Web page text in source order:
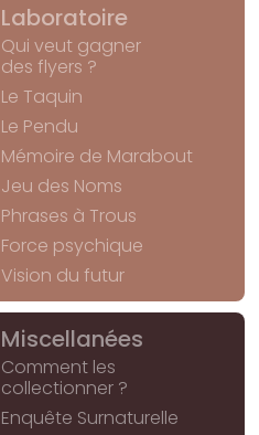
Laboratoire
Qui veut gagner
des flyers ?
Le Taquin
Le Pendu
Mémoire de Marabout
Jeu des Noms
Phrases à Trous
Force psychique
Vision du futur
Miscellanées
Comment les
collectionner ?
Enquête Surnaturelle